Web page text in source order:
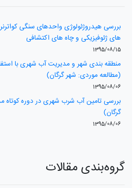
بررسی هیدروژئولوژی واحدهای سنگی
های ژئوفیزیکی و چاه های اکتشافی
1395/08/15
(مطالعه موردی: شھر گرگان)
1395/08/06
بررسی تامین آب شرب شهری در دوره کوتاه
گرگان)
1395/08/06
گروه‌بندی مقالات